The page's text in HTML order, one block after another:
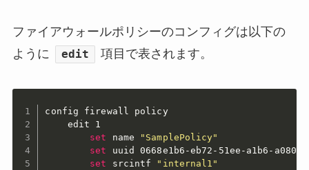
ファイアウォールポリシーのコンフィグは以下の
ように
edit 項目で表されます。
config firewall policy
    edit 1
set
name
"SamplePolicy"
set
uuid 0668e1b6-eb72-51ee-a1b6-
set
srcintf
"internal1"